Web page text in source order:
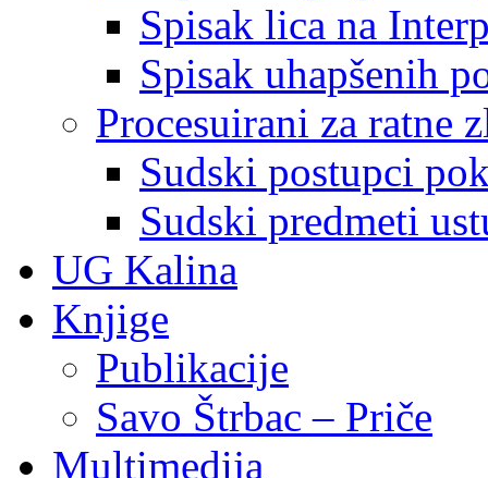
Spisak lica na
Spisak uhapšenih
Procesuirani za ratne
Sudski postupci
Sudski predmeti
UG Kalina
Knjige
Publikacije
Savo Štrbac – Priče
Multimedija